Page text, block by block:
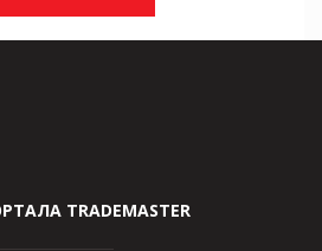
TRADEMASTER